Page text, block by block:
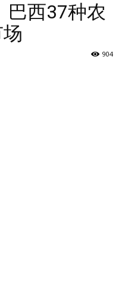
巴西37种农
904